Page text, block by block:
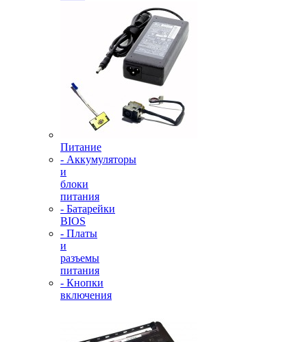
Питание
- Аккумуляторы
и
блоки
питания
- Батарейки
BIOS
- Платы
и
разъемы
питания
- Кнопки
включения